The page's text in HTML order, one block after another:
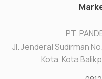
PT.
Jl. Jenderal Sudirman
Kota, Kota